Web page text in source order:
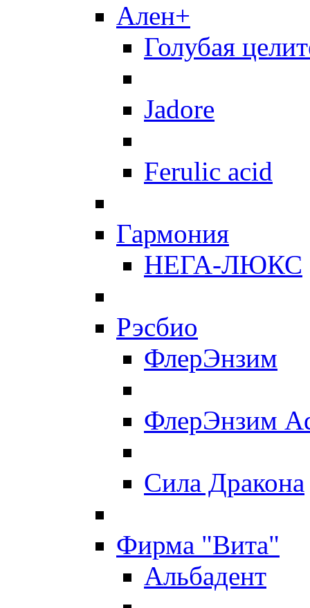
Ален+
Голубая
Jadore
Ferulic acid
Гармония
НЕГА-ЛЮКС
Рэсбио
ФлерЭнзим
ФлерЭнзим
Сила Дракона
Фирма "Вита"
Альбадент